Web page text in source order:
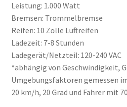
Leistung: 1.000 Watt
Bremsen: Trommelbremse
Reifen: 10 Zolle Luftreifen
Ladezeit: 7-8 Stunden
Ladegerät/Netzteil: 120-240 VAC
*abhängig von Geschwindigkeit,
Umgebungsfaktoren gemessen
20 km/h, 20 Grad und Fahrer mit